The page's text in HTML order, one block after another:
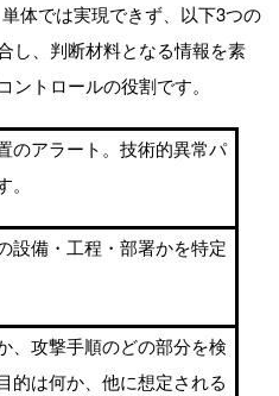
体では実現できず、以下3つの
し、判断材料となる情報を素
トロールの役割です。
のアラート。技術的異常パ
設備・⼯程・部署かを特定
、攻撃⼿順のどの部分を検
的は何か、他に想定される